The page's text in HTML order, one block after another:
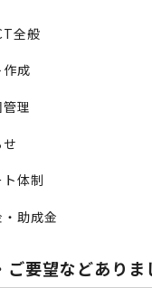
全般
作成
理
体制
助成金
ご要望などありま